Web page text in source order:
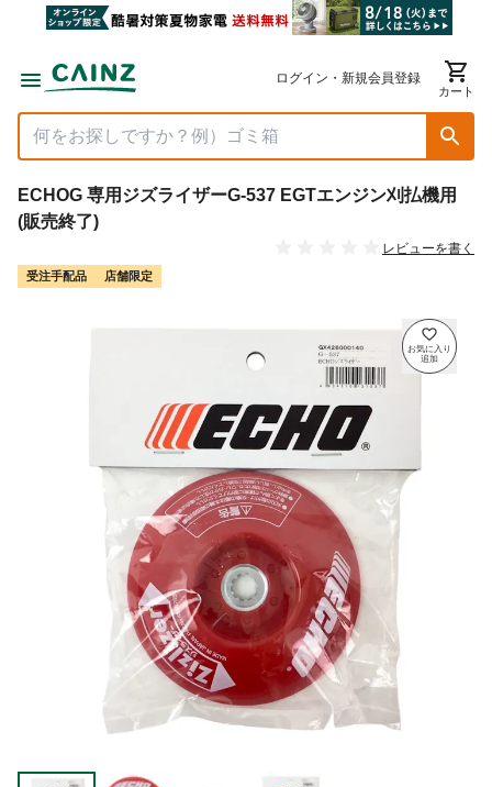
ログイン・新規会員登録
カート
ECHOG 専用ジズライザーG-537 EGTエンジン刈払機用
(販売終了)
レビューを書く
受注手配品 店舗限定